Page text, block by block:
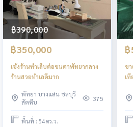
฿390,000
฿350,000
เซ้งร้านทำเล็บต่อขนตาพัทยากลาง
ร้านสวยทำเลดีมาก
พัทยา บางแสน ชลบุรี
สัตหีบ
375
พื้นที่ : 54 ตร.ว.
฿
ขา
เ